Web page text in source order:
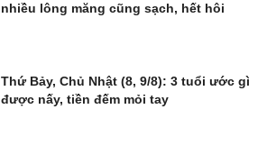
nhiều lông măng cũng sạch, hết hôi
Thứ Bảy, Chủ Nhật (8, 9/8): 3 tuổi ước gì
được nấy, tiền đếm mỏi tay